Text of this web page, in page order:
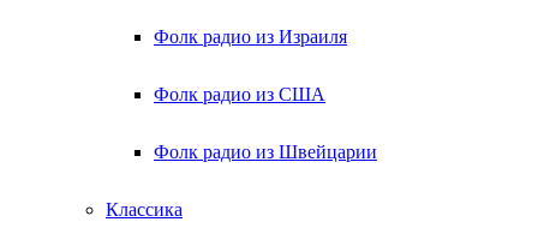
Фолк радио из Израиля
Фолк радио из США
Фолк радио из Швейцарии
Классика